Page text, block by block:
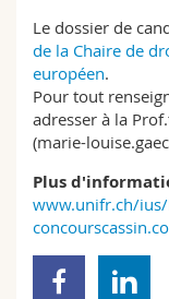
Le dossier de
de la Chaire de
européen.
Pour tout
adresser à la
(marie-
Plus
www.unifr.ch/